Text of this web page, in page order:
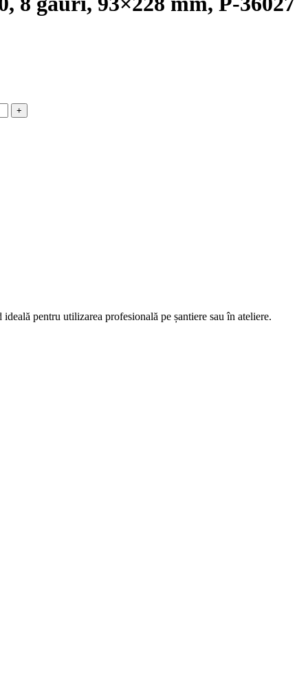
pentru utilizarea profesională pe șantiere sau în ateliere.